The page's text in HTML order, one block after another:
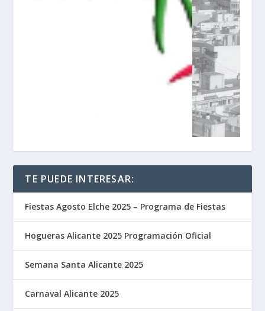
TE PUEDE INTERESAR:
Fiestas Agosto Elche 2025 – Programa de Fiestas
Hogueras Alicante 2025 Programación Oficial
Semana Santa Alicante 2025
Carnaval Alicante 2025